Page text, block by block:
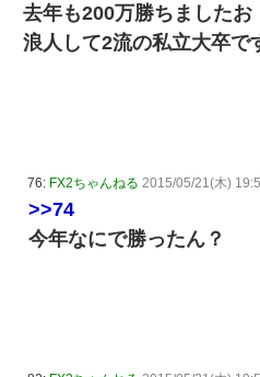
去年も200万勝ちましたお
浪人して2流の私立大卒で
76: FX2ちゃんねる 2015/05/21(木)
>>74
今年なにで勝ったん？